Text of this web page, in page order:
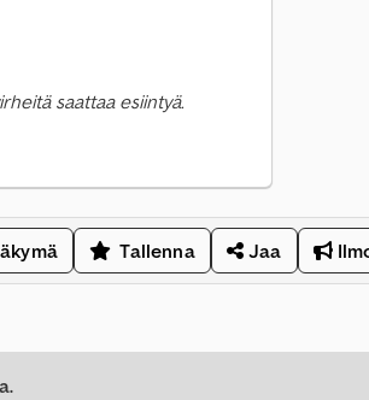
saattaa esiintyä.
Tallenna Jaa